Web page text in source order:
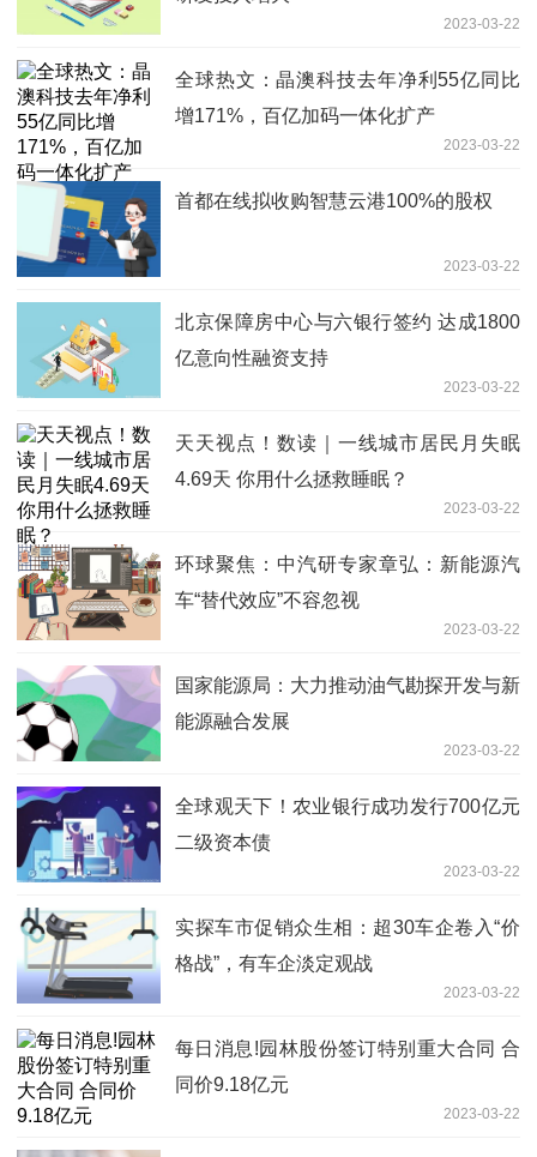
2023-03-22
全球热文：晶澳科技去年净利55亿同比
增171%，百亿加码一体化扩产
2023-03-22
首都在线拟收购智慧云港100%的股权
2023-03-22
​北京保障房中心与六银行签约 达成1800
亿意向性融资支持
2023-03-22
天天视点！数读｜一线城市居民月失眠
4.69天 你用什么拯救睡眠？
2023-03-22
环球聚焦：中汽研专家章弘：新能源汽
车“替代效应”不容忽视
2023-03-22
国家能源局：大力推动油气勘探开发与新
能源融合发展
2023-03-22
全球观天下！农业银行成功发行700亿元
二级资本债
2023-03-22
实探车市促销众生相：超30车企卷入“价
格战”，有车企淡定观战
2023-03-22
每日消息!园林股份签订特别重大合同 合
同价9.18亿元
2023-03-22